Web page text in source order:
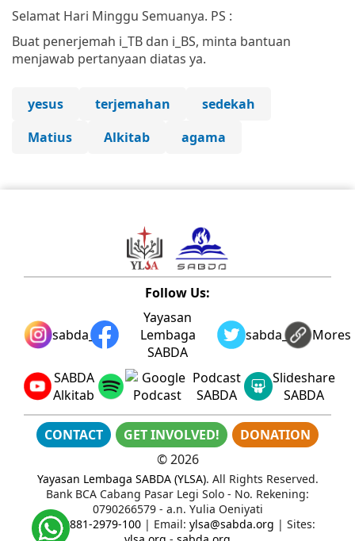
Selamat Hari Minggu Semuanya. PS :
Buat penerjemah i_TB dan i_BS, minta bantuan
menjawab pertanyaan diatas ya.
yesus terjemahan
sedekah
Matius
Alkitab agama
Follow Us:
sabda_ylsa
Yayasan
Lembaga
SABDA
sabda_ylsaMores
SABDA
Alkitab
Podcast
SABDA
Slideshare
SABDA
CONTACT GET INVOLVED!
DONATION
©2026
Yayasan Lembaga SABDA (YLSA). All Rights Reserved.
Bank BCA Cabang Pasar Legi Solo - No. Rekening:
0790266579 - a.n. Yulia Oeniyati
WA:0881-2979-100| Email: ylsa@sabda.org | Sites: